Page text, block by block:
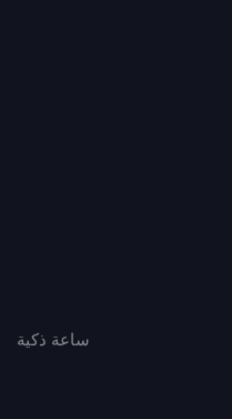
ساعة ذكية